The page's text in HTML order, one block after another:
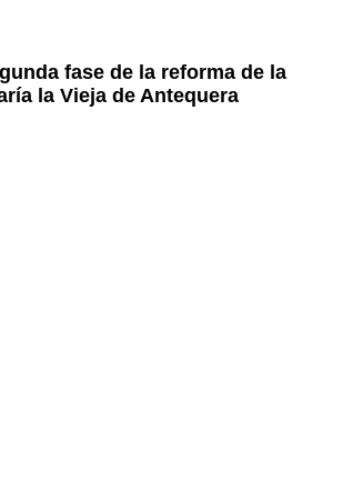
fase de la reforma de la
la Vieja de Antequera